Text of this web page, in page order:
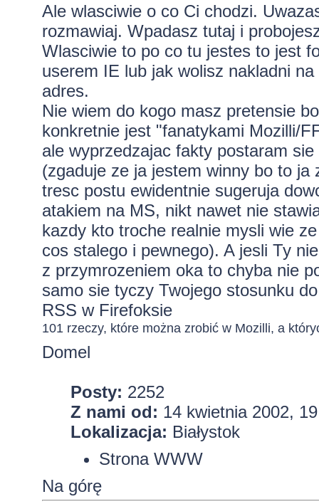
Ale wlasciwie o co Ci chodzi.
rozmawiaj. Wpadasz tutaj i
Wlasciwie to po co tu jestes to jest
userem IE lub jak wolisz nakladni
adres.
Nie wiem do kogo masz pretensie
konkretnie jest "fanatykami Mozilli/
ale wyprzedzajac fakty postaram
(zgaduje ze ja jestem winny bo to
tresc postu ewidentnie sugeruja
atakiem na MS, nikt nawet nie
kazdy kto troche realnie mysli wie
cos stalego i pewnego). A jesli Ty
z przymrozeniem oka to chyba nie
samo sie tyczy Twojego stosunku
RSS w Firefoksie
101 rzeczy, które można zrobić w Mozilli, a
Domel
Posty: 2252
Z nami od: 14 kwietnia 2002,
Lokalizacja: Białystok
Strona WWW
Na górę